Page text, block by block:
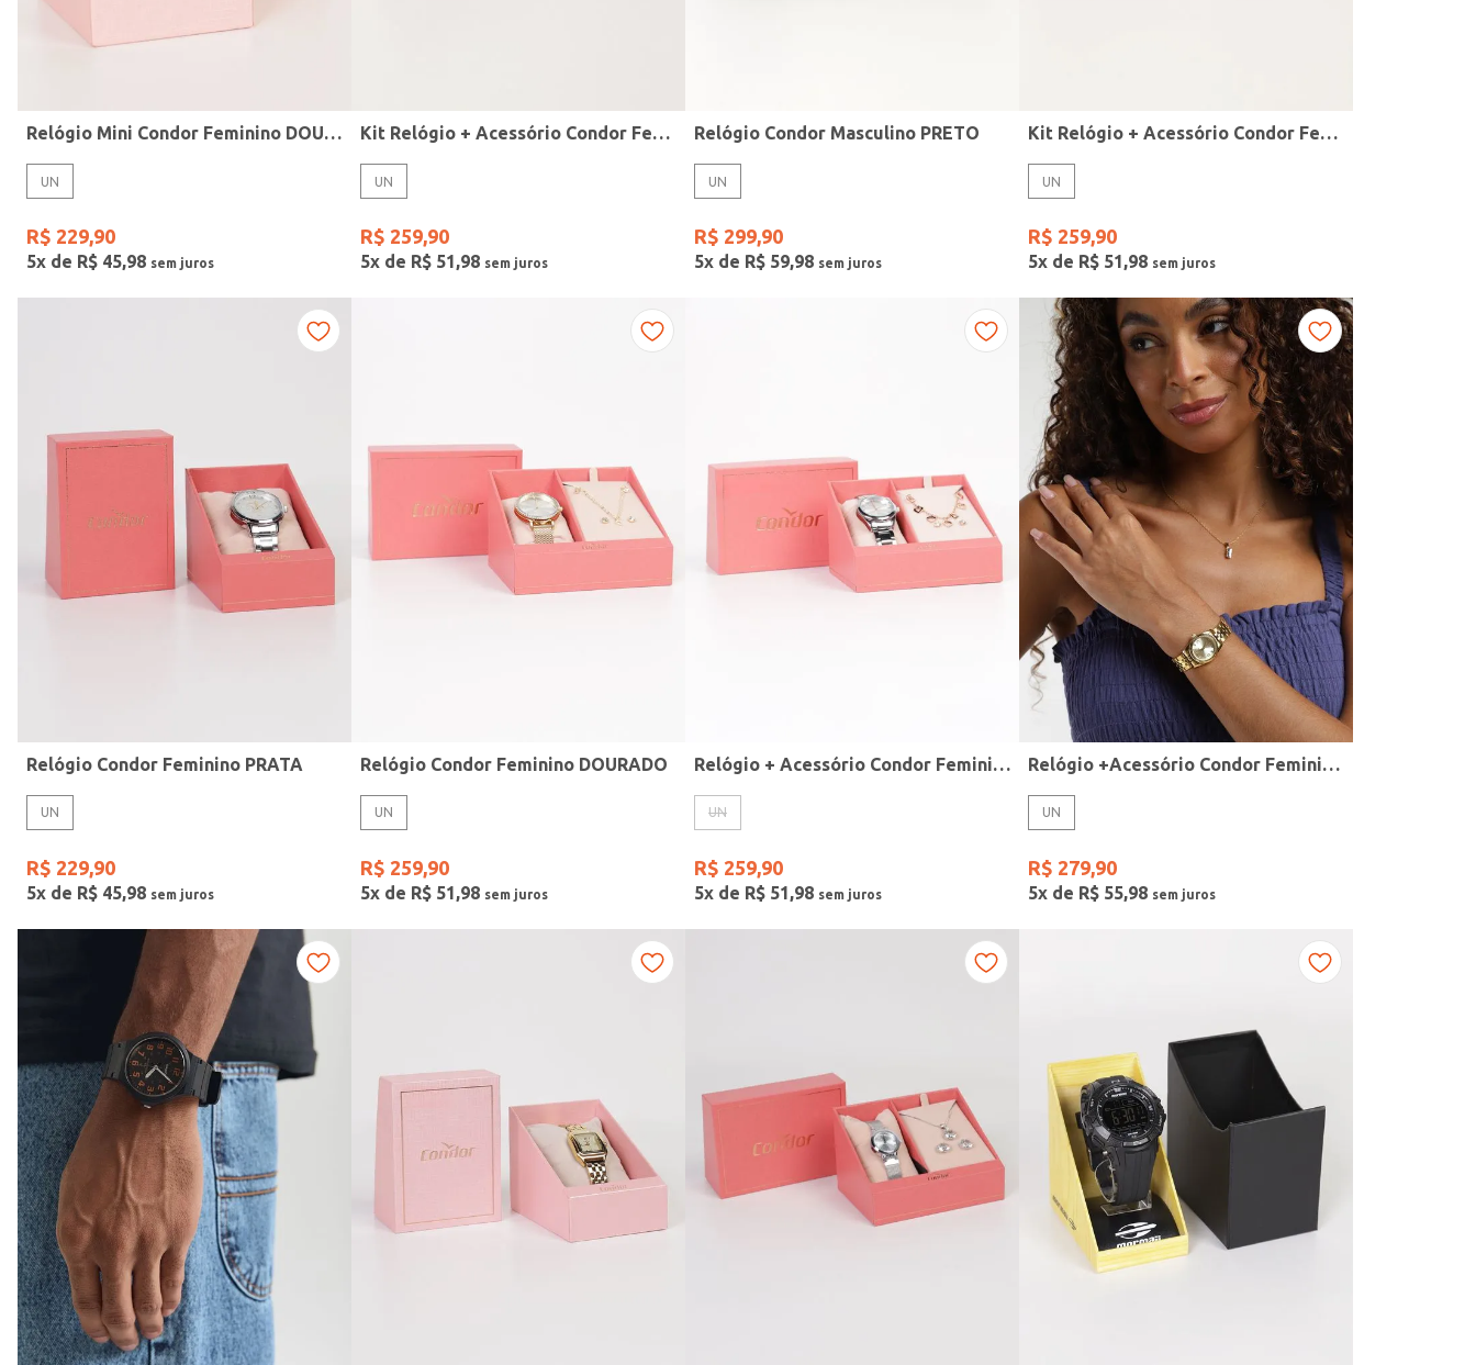
Modelo de Pulseira
Relógio Mini Condor Feminino DOURADO
UN
R$ 229,90
5x de R$ 45,98
Kit Relógio + Acessório Condor Feminino DOURADO
UN
R$ 259,90
5x de R$ 51 ,98
Relógio Condor Masculino PRETO
UN
R$ 299,90
5x de R$ 59,98
Kit Relógio + Acessório Condor Feminino DOURADO
UN
R$ 259,90
5x de R$ 51 ,98
Relógio Condor Feminino PRATA
UN
R$ 229,90
5x de R$ 45,98
Relógio Condor Feminino DOURADO
UN
R$ 259,90
5x de R$ 51,98
Relógio + Acessório Condor Feminino PRATA
UN
R$ 259,90
5x de R$ 51,98
Relógio +Acessório Condor Feminino DOURADO
UN
R$ 279,90
5x de R$ 55,98